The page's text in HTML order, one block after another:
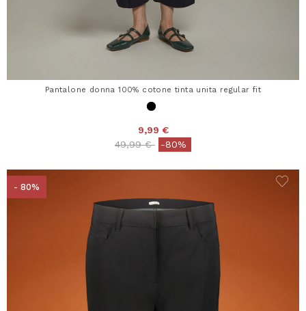
Pantalone donna 100% cotone tinta unita regular fit
9,99 €
Price reduced from
49,99 €to-80%
- 80%